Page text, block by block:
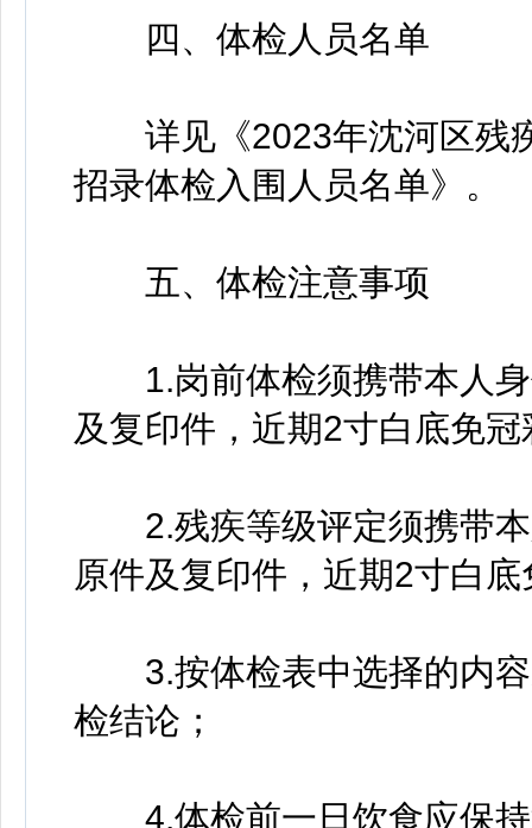
四、体检人员名单
详见《2023年沈河区残
招录体检入围人员名单》。
五、体检注意事项
1.岗前体检须携带本人身
及复印件，近期2寸白底免
2.残疾等级评定须携带本
原件及复印件，近期2寸白
3.按体检表中选择的内容
检结论；
4.体检前一日饮食应保持